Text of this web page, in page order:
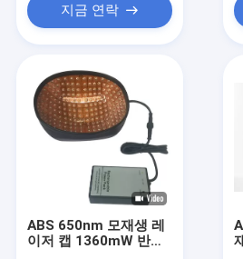
지금 연락
ABS 650nm 모재생 레
이저 캡 1360mW 반대